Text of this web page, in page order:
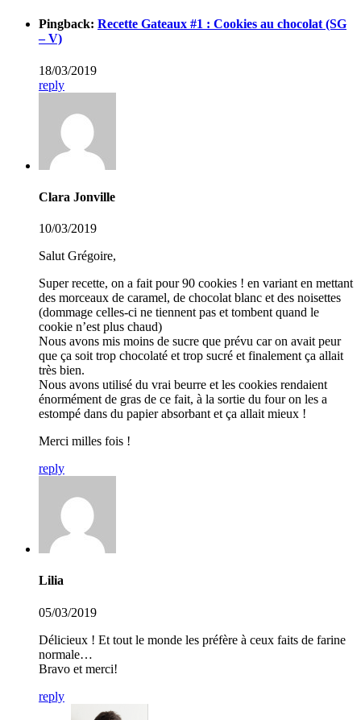
Pingback: Recette Gateaux #1 : Cookies au chocolat (SG
– V)
18/03/2019
reply
Clara Jonville
10/03/2019
Salut Grégoire,
Super recette, on a fait pour 90 cookies ! en variant en mettant
des morceaux de caramel, de chocolat blanc et des noisettes
(dommage celles-ci ne tiennent pas et tombent quand le
cookie n’est plus chaud)
Nous avons mis moins de sucre que prévu car on avait peur
que ça soit trop chocolaté et trop sucré et finalement ça allait
très bien.
Nous avons utilisé du vrai beurre et les cookies rendaient
énormément de gras de ce fait, à la sortie du four on les a
estompé dans du papier absorbant et ça allait mieux !
Merci milles fois !
reply
Lilia
05/03/2019
Délicieux ! Et tout le monde les préfère à ceux faits de farine
normale…
Bravo et merci!
reply